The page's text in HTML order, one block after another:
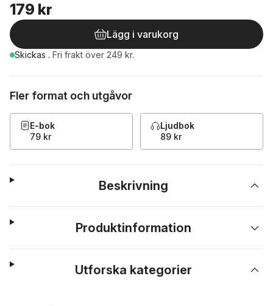
179 kr
Lägg i varukorg
Skickas . Fri frakt över 249 kr.
Fler format och utgåvor
E-bok
79 kr
Ljudbok
89 kr
Beskrivning
Produktinformation
Utforska kategorier